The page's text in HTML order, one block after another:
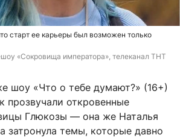
старт ее карьеры был возможен только
«Сокровища императора», телеканал ТНТ
шоу «Что о тебе думают?» (16+)
прозвучали откровенные
Глюкозы — она же Наталья
затронула темы, которые давно